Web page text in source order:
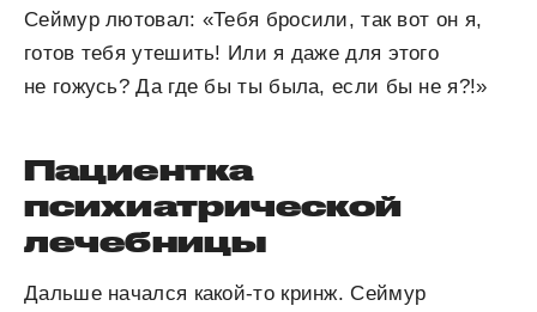
Сеймур лютовал: «Тебя бросили, так вот он я,
готов тебя утешить! Или я даже для этого
не гожусь? Да где бы ты была, если бы не я?!»
Пациентка
психиатрической
лечебницы
Дальше начался какой-то кринж. Сеймур